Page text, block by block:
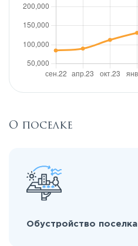
О поселке
Обустройство поселка